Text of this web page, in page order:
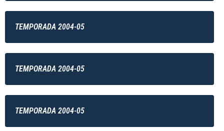
TEMPORADA 2004-05
TEMPORADA 2004-05
TEMPORADA 2004-05